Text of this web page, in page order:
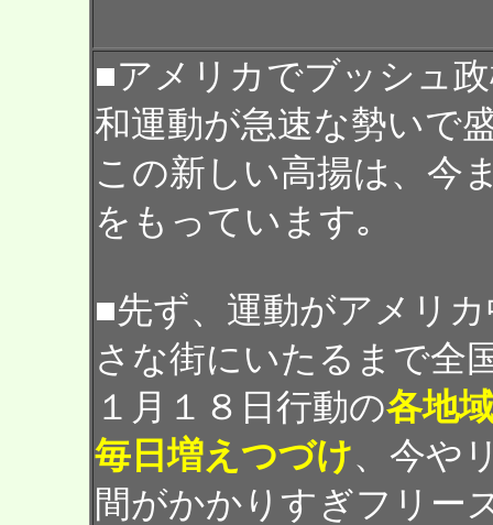
■アメリカでブッシュ
和運動が急速な勢いで
この新しい高揚は、今
をもっています｡
■先ず、運動がアメリ
さな街にいたるまで全
１月１８日行動の各地
毎日増えつづけ、今や
間がかかりすぎフリー